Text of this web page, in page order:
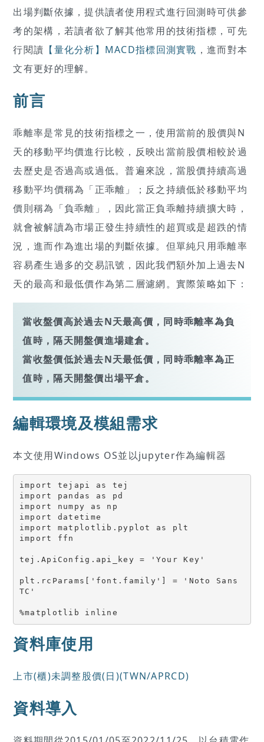
出場判斷依據，提供讀者使用程式進行回測時可供參
考的架構，若讀者欲了解其他常用的技術指標，可先
行閱讀 【量化分析】MACD指標回測實戰 ，進而對本
文有更好的理解。
前言
乖離率是常見的技術指標之一，使用當前的股價與N
天的移動平均價進行比較，反映出當前股價相較於過
去歷史是否過高或過低。普遍來說，當股價持續高過
移動平均價稱為「正乖離」；反之持續低於移動平均
價則稱為「負乖離」，因此當正負乖離持續擴大時，
就會被解讀為市場正發生持續性的超買或是超跌的情
況，進而作為進出場的判斷依據。但單純只用乖離率
容易產生過多的交易訊號，因此我們額外加上過去N
天的最高和最低價作為第二層濾網。實際策略如下：
當收盤價高於過去N天最高價，同時乖離率為負
值時，隔天開盤價進場建倉。
當收盤價低於過去N天最低價，同時乖離率為正
值時，隔天開盤價出場平倉。
編輯環境及模組需求
本文使用Windows OS並以jupyter作為編輯器
import tejapi as tej
import pandas as pd
import numpy as np
import datetime
import matplotlib.pyplot as plt
import ffn
tej.ApiConfig.api_key = 'Your Key'
plt.rcParams['font.family'] = 'Noto Sans
TC'
%matplotlib inline
資料庫使用
上市(櫃)未調整股價(日)(TWN/APRCD)
資料導入